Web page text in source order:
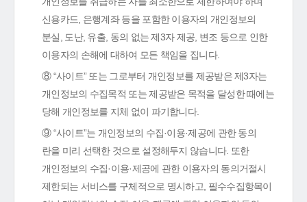
신용카드, 은행계좌 등을 포함한 이용자의 개인정보의
분실, 도난, 유출, 동의 없는 제3자 제공, 변조 등으로 인한
이용자의 손해에 대하여 모든 책임을 집니다.
⑧ “사이트” 또는 그로부터 개인정보를 제공받은 제3자는
개인정보의 수집목적 또는 제공받은 목적을 달성한 때에는
당해 개인정보를 지체 없이 파기합니다.
⑨ “사이트”는 개인정보의 수집·이용·제공에 관한 동의
란을 미리 선택한 것으로 설정해두지 않습니다. 또한
개인정보의 수집·이용·제공에 관한 이용자의 동의거절시
제한되는 서비스를 구체적으로 명시하고, 필수수집항목이